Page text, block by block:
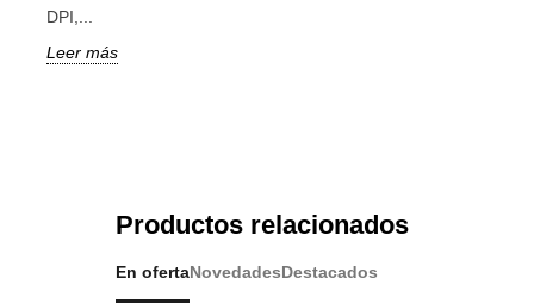
DPI,...
Leer más
Productos relacionados
En ofertaNovedadesDestacados